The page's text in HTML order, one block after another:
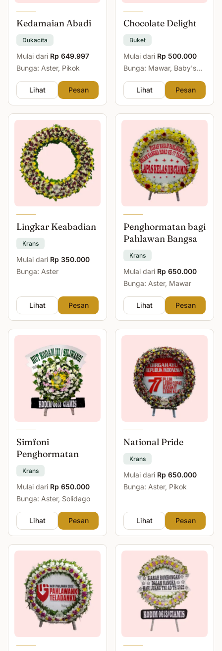
Kedamaian Abadi
Dukacita
Mulai dari Rp 649.997
Bunga: Aster, Pikok
Lihat Pesan
Chocolate Delight
Buket
Mulai dari Rp 500.000
Bunga: Mawar, Baby's
Lihat
Pesan
Lingkar Keabadian
Krans
Mulai dari Rp 350.000
Bunga: Aster
Lihat Pesan
Penghormatan bagi
Pahlawan Bangsa
Krans
Mulai dari Rp 650.000
Bunga: Aster, Mawar
Lihat Pesan
Simfoni
Penghormatan
Krans
Mulai dari Rp 650.000
Bunga: Aster, Solidago
Lihat Pesan
National Pride
Krans
Mulai dari Rp 650.000
Bunga: Aster, Pikok
Lihat Pesan